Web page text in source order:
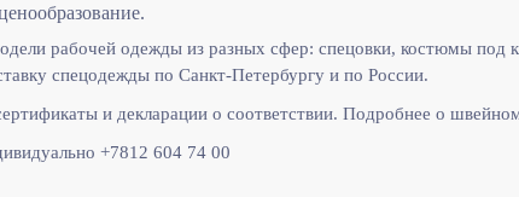
рабочей одежды из разных сфер: спецовки, костюмы под
спецодежды по Санкт-Петербургу и по России.
и декларации о соответствии. Подробнее о
+7812 604 74 00